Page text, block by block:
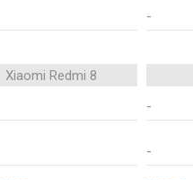
-
Xiaomi Redmi 8
-
-